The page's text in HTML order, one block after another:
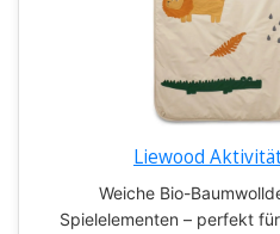
Liewood
Weiche Bio-
Spielelementen – perfekt